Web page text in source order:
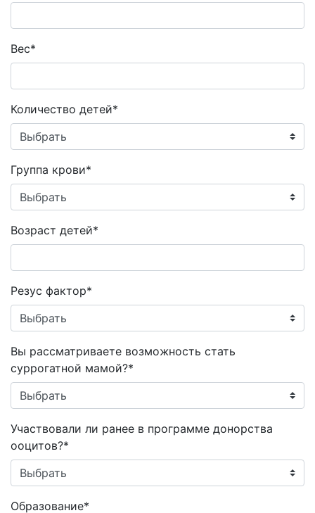
Вес*
Количество детей*
Группа крови*
Возраст детей*
Резус фактор*
Вы рассматриваете возможность стать
суррогатной мамой?*
Участвовали ли ранее в программе донорства
ооцитов?*
Образование*